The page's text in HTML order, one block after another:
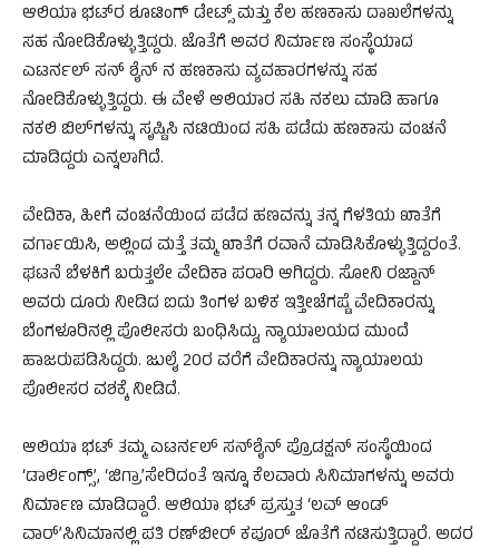
ಆಲಿಯಾ ಭಟ್​ರ ಶೂಟಿಂಗ್ ಡೇಟ್ಸ್ ಮತ್ತು ಕೆಲ ಹಣಕಾಸು ದಾಖಲೆಗಳನ್ನು
ಸಹ ನೋಡಿಕೊಳ್ಳುತ್ತಿದ್ದರು. ಜೊತೆಗೆ ಅವರ ನಿರ್ಮಾಣ ಸಂಸ್ಥೆಯಾದ
ಎಟರ್ನಲ್ ಸನ್ ಶೈನ್ ನ ಹಣಕಾಸು ವ್ಯವಹಾರಗಳನ್ನು ಸಹ
ನೋಡಿಕೊಳ್ಳುತ್ತಿದ್ದರು. ಈ ವೇಳೆ ಆಲಿಯಾರ ಸಹಿ ನಕಲು ಮಾಡಿ ಹಾಗೂ
ನಕಲಿ ಬಿಲ್​ಗಳನ್ನು ಸೃಷ್ಟಿಸಿ ನಟಿಯಿಂದ ಸಹಿ ಪಡೆದು ಹಣಕಾಸು ವಂಚನೆ
ಮಾಡಿದ್ದರು ಎನ್ನಲಾಗಿದೆ.
ವೇದಿಕಾ, ಹೀಗೆ ವಂಚನೆಯಿಂದ ಪಡೆದ ಹಣವನ್ನು ತನ್ನ ಗೆಳತಿಯ ಖಾತೆಗೆ
ವರ್ಗಾಯಿಸಿ, ಅಲ್ಲಿಂದ ಮತ್ತೆ ತಮ್ಮ ಖಾತೆಗೆ ರವಾನೆ ಮಾಡಿಸಿಕೊಳ್ಳುತ್ತಿದ್ದರಂತೆ.
ಘಟನೆ ಬೆಳಕಿಗೆ ಬರುತ್ತಲೇ ವೇದಿಕಾ ಪರಾರಿ ಆಗಿದ್ದರು. ಸೋನಿ ರಜ್ದಾನ್
ಅವರು ದೂರು ನೀಡಿದ ಐದು ತಿಂಗಳ ಬಳಿಕ ಇತ್ತೀಚೆಗಷ್ಟೆ ವೇದಿಕಾರನ್ನು
ಬೆಂಗಳೂರಿನಲ್ಲಿ ಪೊಲೀಸರು ಬಂಧಿಸಿದ್ದು, ನ್ಯಾಯಾಲಯದ ಮುಂದೆ
ಹಾಜರುಪಡಿಸಿದ್ದರು. ಜುಲೈ 20ರ ವರೆಗೆ ವೇದಿಕಾರನ್ನು ನ್ಯಾಯಾಲಯ
ಪೊಲೀಸರ ವಶಕ್ಕೆ ನೀಡಿದೆ.
ಆಲಿಯಾ ಭಟ್ ತಮ್ಮ ಎಟರ್ನಲ್ ಸನ್​ಶೈನ್ ಪ್ರೊಡಕ್ಷನ್ ಸಂಸ್ಥೆಯಿಂದ
‘ಡಾರ್ಲಿಂಗ್ಸ್’, ‘ಜಿಗ್ರಾ’ಸೇರಿದಂತೆ ಇನ್ನೂ ಕೆಲವಾರು ಸಿನಿಮಾಗಳನ್ನು ಅವರು
ನಿರ್ಮಾಣ ಮಾಡಿದ್ದಾರೆ. ಆಲಿಯಾ ಭಟ್ ಪ್ರಸ್ತುತ ‘ಲವ್ ಆಂಡ್
ವಾರ್’ಸಿನಿಮಾನಲ್ಲಿ ಪತಿ ರಣ್​ಬೀರ್ ಕಪೂರ್ ಜೊತೆಗೆ ನಟಿಸುತ್ತಿದ್ದಾರೆ. ಅದರ